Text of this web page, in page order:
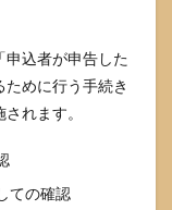
申込者が申告した
めに行う手続き
れます。
ての確認